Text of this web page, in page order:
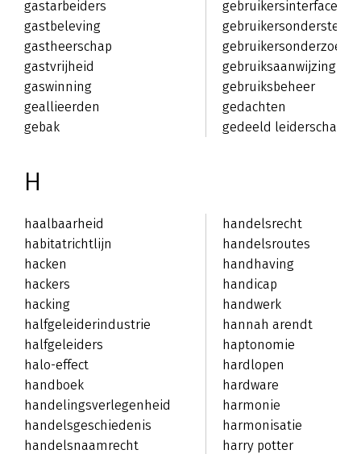
gastarbeiders
gastbeleving
gastheerschap
gastvrijheid
gaswinning
geallieerden
gebak
gebruikersinterface
gebruikersonderzoek
gebruiksaanwijzing
gebruiksbeheer
gedachten
gedeeld leiderschap
H
haalbaarheid
habitatrichtlijn
hacken
hackers
hacking
halfgeleiderindustrie
halfgeleiders
halo-effect
handboek
handelingsverlegenheid
handelsgeschiedenis
handelsnaamrecht
handelsrecht
handelsroutes
handhaving
handicap
handwerk
hannah arendt
haptonomie
hardlopen
hardware
harmonie
harmonisatie
harry potter